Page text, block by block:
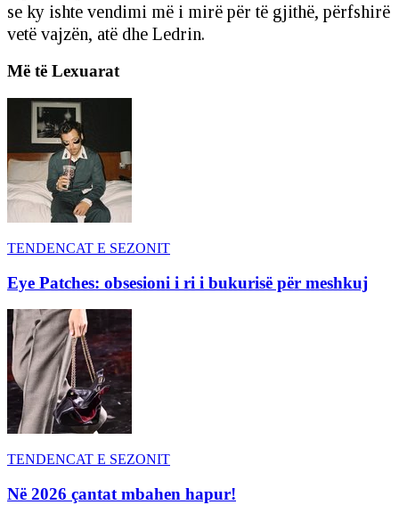
se ky ishte vendimi më i mirë për të gjithë, përfshirë
vetë vajzën, atë dhe Ledrin.
Më të Lexuarat
TENDENCAT E SEZONIT
Eye Patches: obsesioni i ri i bukurisë për meshkuj
TENDENCAT E SEZONIT
Në 2026 çantat mbahen hapur!